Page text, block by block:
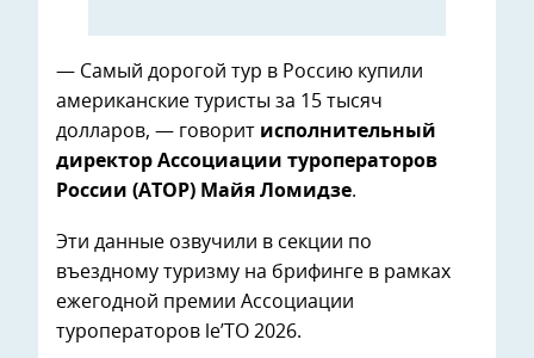
— Самый дорогой тур в Россию купили
американские туристы за 15 тысяч
долларов, — говорит исполнительный
директор Ассоциации туроператоров
России (АТОР) Майя Ломидзе.
Эти данные озвучили в секции по
въездному туризму на брифинге в рамках
ежегодной премии Ассоциации
туроператоров le’TO 2026.